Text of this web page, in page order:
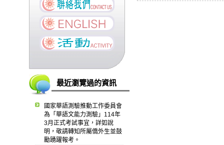
最近瀏覽過的資訊
國家華語測驗推動工作委員會
為「華語文能力測驗」114年
3月正式考試事宜，詳如說
明，敬請轉知所屬僑外生並鼓
勵踴躍報考。